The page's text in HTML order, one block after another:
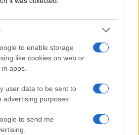
to enable storage
like cookies on web or
apps.
user data to be sent to
advertising purposes.
to send me
21 gennaio 2020
#PD #SARDINE #SINISTRA
Leggi i commenti
SATIRICHE